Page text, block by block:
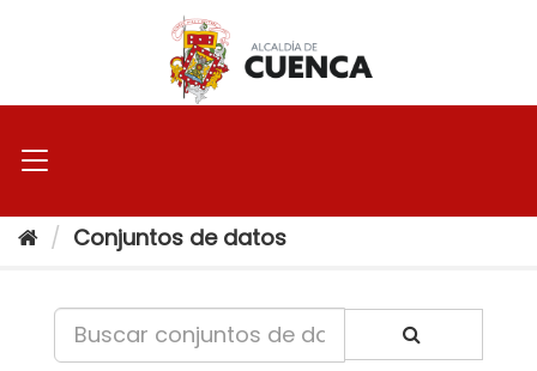
Conjuntos de datos